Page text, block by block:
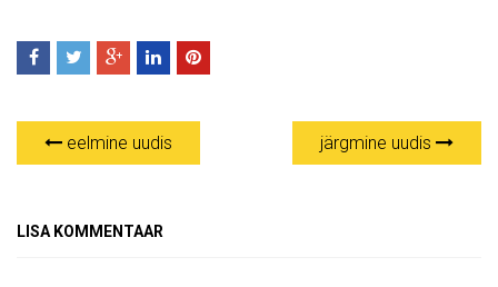
eelmine uudis järgmine uudis
LISA KOMMENTAAR